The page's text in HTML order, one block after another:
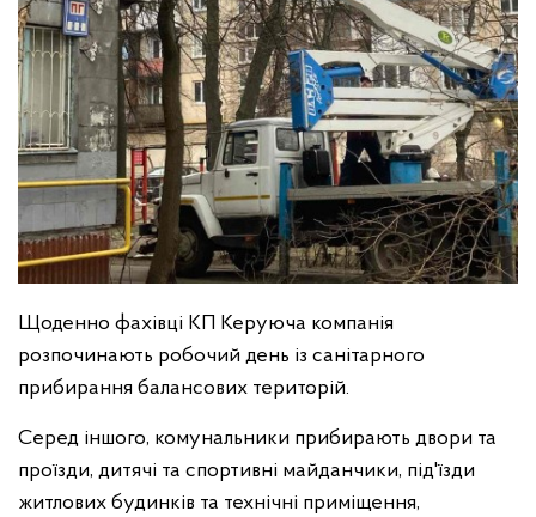
Щоденно фахівці КП Керуюча компанія
розпочинають робочий день із санітарного
прибирання балансових територій.
Серед іншого, комунальники прибирають двори та
проїзди, дитячі та спортивні майданчики, під'їзди
житлових будинків та технічні приміщення,